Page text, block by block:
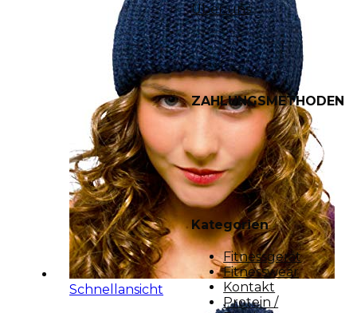
Schnellansicht
Über uns
ZAHLUNGSMETHODEN
Kategorien
Fitnessgerät
Fitnesswear
Kontakt
Protein /